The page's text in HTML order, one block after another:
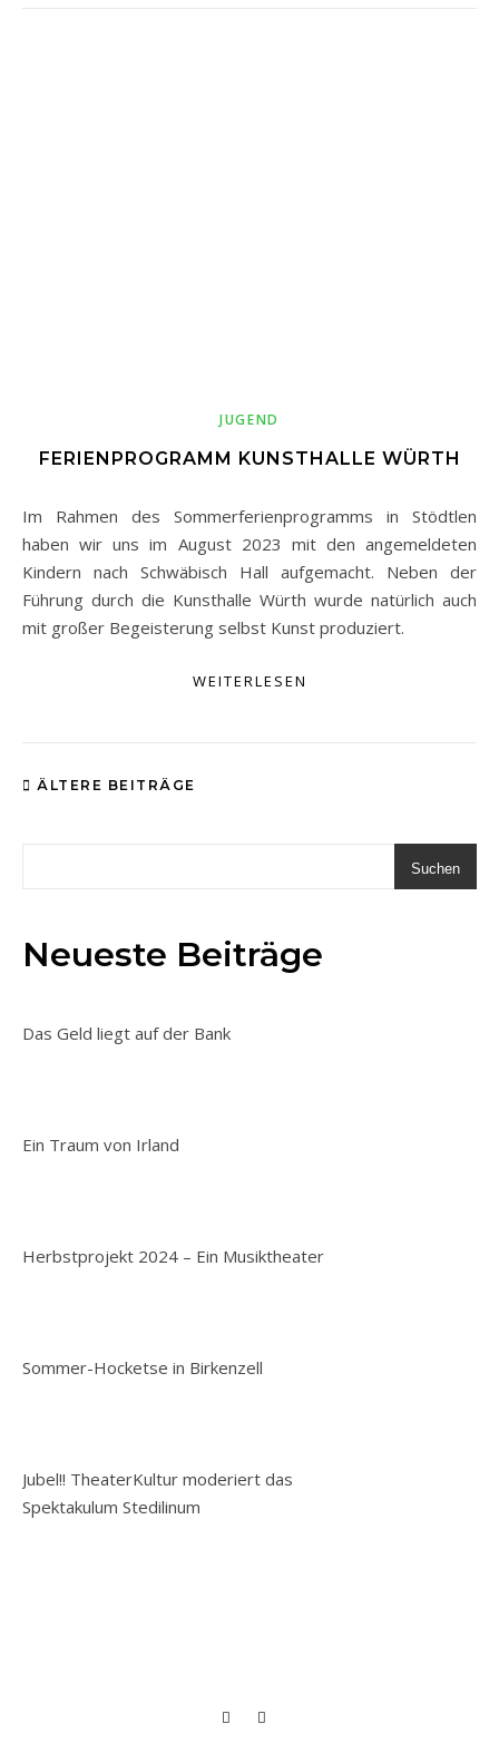
JUGEND
FERIENPROGRAMM KUNSTHALLE WÜRTH
Im Rahmen des Sommerferienprogramms in Stödtlen
haben wir uns im August 2023 mit den angemeldeten
Kindern nach Schwäbisch Hall aufgemacht. Neben der
Führung durch die Kunsthalle Würth wurde natürlich auch
mit großer Begeisterung selbst Kunst produziert.
WEITERLESEN
ÄLTERE BEITRÄGE
Suchen
Neueste Beiträge
Das Geld liegt auf der Bank
Ein Traum von Irland
Herbstprojekt 2024 – Ein Musiktheater
Sommer-Hocketse in Birkenzell
Jubel!! TheaterKultur moderiert das
Spektakulum Stedilinum